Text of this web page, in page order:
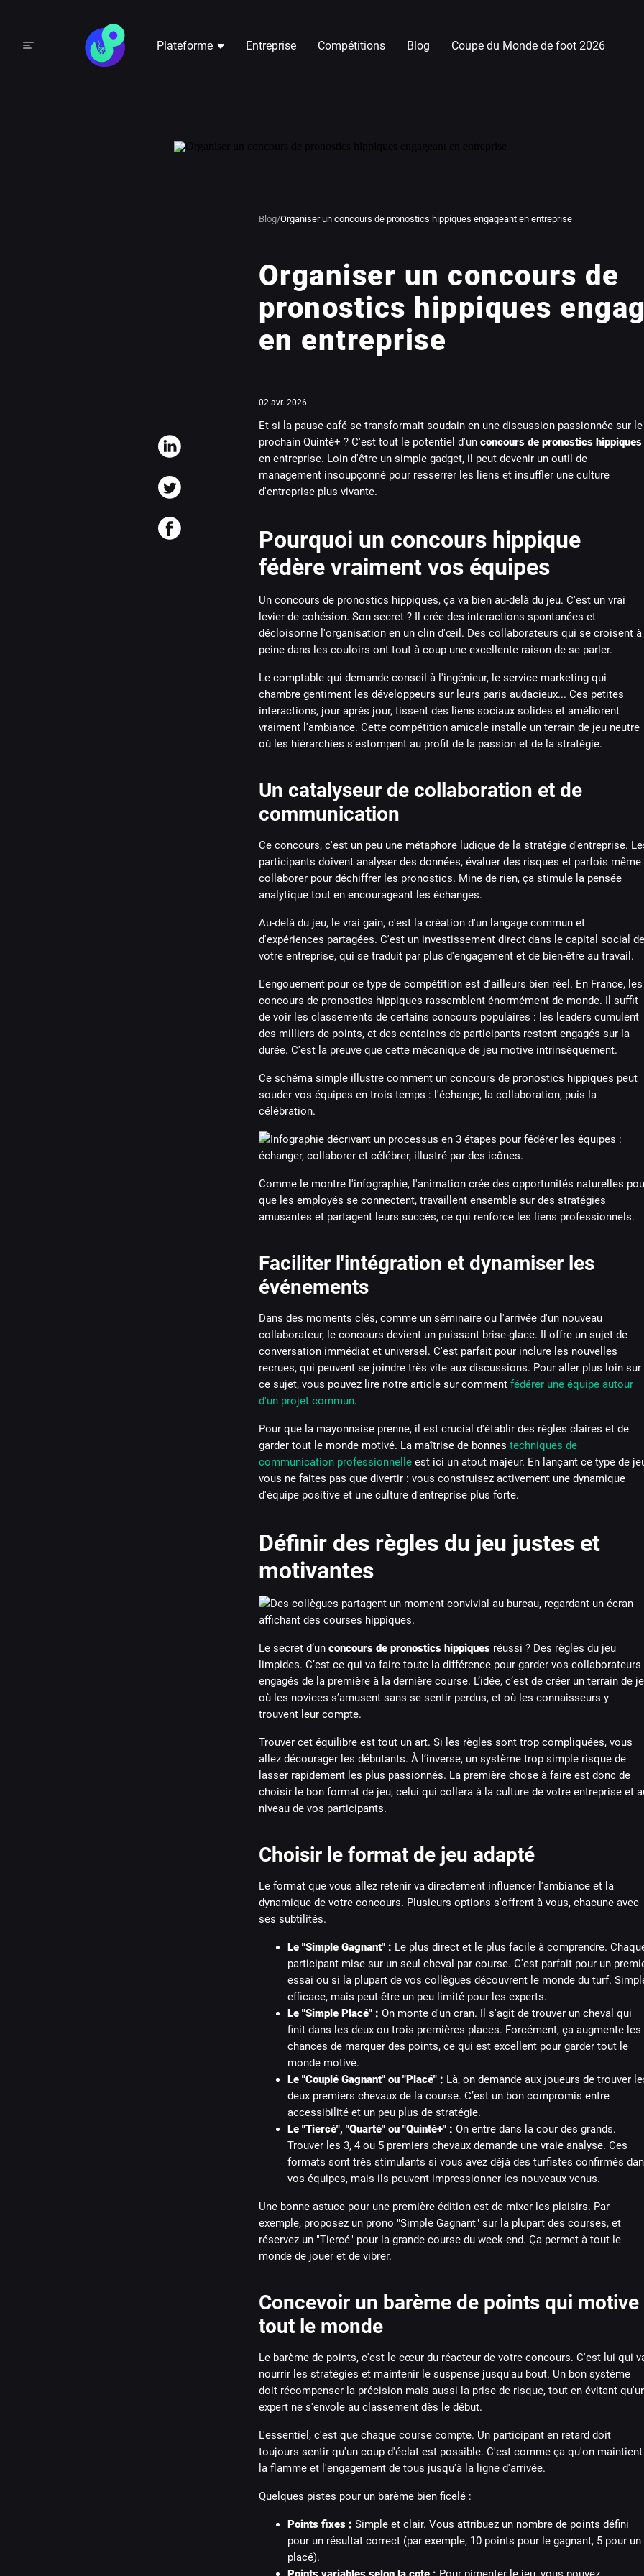
Plateforme Entreprise Compétitions Blog Coupe du Monde de foot 2026
Blog/Organiser un concours de pronostics hippiques engageant en entreprise
Organiser un concours de
pronostics hippiques
en entreprise
02 avr. 2026
Et si la pause-café se transformait soudain en une discussion passionnée sur le
prochain Quinté+ ? C'est tout le potentiel d'un concours de pronostics hippiques
en entreprise. Loin d'être un simple gadget, il peut devenir un outil de
management insoupçonné pour resserrer les liens et insuffler une culture
d'entreprise plus vivante.
Pourquoi un concours hippique
fédère vraiment vos équipes
Un concours de pronostics hippiques, ça va bien au-delà du jeu. C'est un vrai
levier de cohésion. Son secret ? Il crée des interactions spontanées et
décloisonne l'organisation en un clin d'œil. Des collaborateurs qui se croisent à
peine dans les couloirs ont tout à coup une excellente raison de se parler.
Le comptable qui demande conseil à l'ingénieur, le service marketing qui
chambre gentiment les développeurs sur leurs paris audacieux... Ces petites
interactions, jour après jour, tissent des liens sociaux solides et améliorent
vraiment l'ambiance. Cette compétition amicale installe un terrain de jeu neutre
où les hiérarchies s'estompent au profit de la passion et de la stratégie.
Un catalyseur de collaboration et de
communication
Ce concours, c'est un peu une métaphore ludique de la stratégie d'entreprise.
participants doivent analyser des données, évaluer des risques et parfois même
collaborer pour déchiffrer les pronostics. Mine de rien, ça stimule la pensée
analytique tout en encourageant les échanges.
Au-delà du jeu, le vrai gain, c'est la création d'un langage commun et
d'expériences partagées. C'est un investissement direct dans le capital social de
votre entreprise, qui se traduit par plus d'engagement et de bien-être au travail.
L'engouement pour ce type de compétition est d'ailleurs bien réel. En France, les
concours de pronostics hippiques rassemblent énormément de monde. Il suffit
de voir les classements de certains concours populaires : les leaders cumulent
des milliers de points, et des centaines de participants restent engagés sur la
durée. C'est la preuve que cette mécanique de jeu motive intrinsèquement.
Ce schéma simple illustre comment un concours de pronostics hippiques peut
souder vos équipes en trois temps : l'échange, la collaboration, puis la
célébration.
Comme le montre l'infographie, l'animation crée des opportunités naturelles
que les employés se connectent, travaillent ensemble sur des stratégies
amusantes et partagent leurs succès, ce qui renforce les liens professionnels.
Faciliter l'intégration et dynamiser les
événements
Dans des moments clés, comme un séminaire ou l'arrivée d'un nouveau
collaborateur, le concours devient un puissant brise-glace. Il offre un sujet de
conversation immédiat et universel. C'est parfait pour inclure les nouvelles
recrues, qui peuvent se joindre très vite aux discussions. Pour aller plus loin sur
ce sujet, vous pouvez lire notre article sur comment fédérer une équipe autour
d'un projet commun.
Pour que la mayonnaise prenne, il est crucial d'établir des règles claires et de
garder tout le monde motivé. La maîtrise de bonnes techniques de
communication professionnelleest ici un atout majeur. En lançant ce type de
vous ne faites pas que divertir : vous construisez activement une dynamique
d'équipe positive et une culture d'entreprise plus forte.
Définir des règles du jeu justes et
motivantes
Le secret d’un concours de pronostics hippiquesréussi ? Des règles du jeu
limpides. C’est ce qui va faire toute la différence pour garder vos collaborateurs
engagés de la première à la dernière course. L’idée, c’est de créer un terrain de
où les novices s’amusent sans se sentir perdus, et où les connaisseurs y
trouvent leur compte.
Trouver cet équilibre est tout un art. Si les règles sont trop compliquées, vous
allez décourager les débutants. À l’inverse, un système trop simple risque de
lasser rapidement les plus passionnés. La première chose à faire est donc de
choisir le bon format de jeu, celui qui collera à la culture de votre entreprise et
niveau de vos participants.
Choisir le format de jeu adapté
Le format que vous allez retenir va directement influencer l'ambiance et la
dynamique de votre concours. Plusieurs options s'offrent à vous, chacune avec
ses subtilités.
Le "Simple Gagnant" : Le plus direct et le plus facile à comprendre.
participant mise sur un seul cheval par course. C'est parfait pour un
essai ou si la plupart de vos collègues découvrent le monde du turf.
efficace, mais peut-être un peu limité pour les experts.
Le "Simple Placé" : On monte d'un cran. Il s'agit de trouver un cheval qui
finit dans les deux ou trois premières places. Forcément, ça augmente les
chances de marquer des points, ce qui est excellent pour garder tout le
monde motivé.
Le "Couplé Gagnant" ou "Placé" : Là, on demande aux joueurs de trouver
deux premiers chevaux de la course. C’est un bon compromis entre
accessibilité et un peu plus de stratégie.
Le "Tiercé", "Quarté" ou "Quinté+" : On entre dans la cour des grands.
Trouver les 3, 4 ou 5 premiers chevaux demande une vraie analyse. Ces
formats sont très stimulants si vous avez déjà des turfistes confirmés
vos équipes, mais ils peuvent impressionner les nouveaux venus.
Une bonne astuce pour une première édition est de mixer les plaisirs. Par
exemple, proposez un prono "Simple Gagnant" sur la plupart des courses, et
réservez un "Tiercé" pour la grande course du week-end. Ça permet à tout le
monde de jouer et de vibrer.
Concevoir un barème de points qui motive
tout le monde
Le barème de points, c'est le cœur du réacteur de votre concours. C'est lui qui
nourrir les stratégies et maintenir le suspense jusqu'au bout. Un bon système
doit récompenser la précision mais aussi la prise de risque, tout en évitant
expert ne s'envole au classement dès le début.
L'essentiel, c'est que chaque course compte. Un participant en retard doit
toujours sentir qu'un coup d'éclat est possible. C'est comme ça qu'on maintient
la flamme et l'engagement de tous jusqu'à la ligne d'arrivée.
Quelques pistes pour un barème bien ficelé :
Points fixes : Simple et clair. Vous attribuez un nombre de points défini
pour un résultat correct (par exemple, 10 points pour le gagnant, 5 pour un
placé).